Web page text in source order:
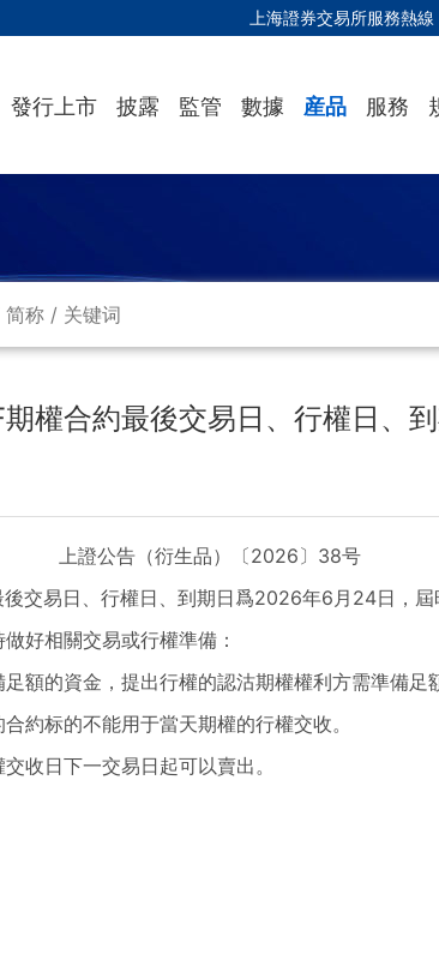
上海證券交易所服務熱線
發行上市 披露 監管 數據 産品 服務
權合約最後交易日、行權日、
上證公告（衍生品）〔2026〕38号
交易日、行權日、到期日爲2026年6月24日，屆
好相關交易或行權準備：
額的資金，提出行權的認沽期權權利方需準備足
約标的不能用于當天期權的行權交收。
收日下一交易日起可以賣出。